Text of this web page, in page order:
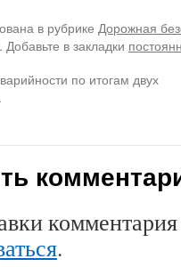
в рубрике Дорожная
. Добавьте в закладки
по итогам двух
.